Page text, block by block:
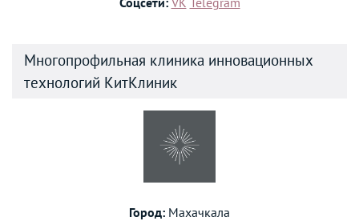
Многопрофильная клиника инновационных
технологий КитКлиник
Город: Махачкала